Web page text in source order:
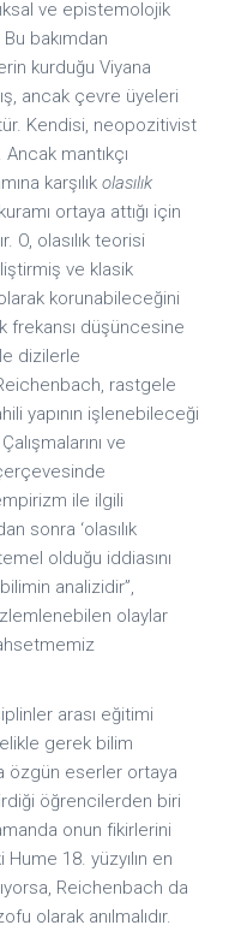
ve epistemolojik
Bu bakımdan
kurduğu Viyana
ancak çevre üyeleri
Kendisi, neopozitivist
mantıkçı
karşılık olasılık
ortaya attığı için
O, olasılık teorisi
ve klasik
korunabileceğini
frekansı düşüncesine
dizilerle
Reichenbach, rastgele
yapının işlenebileceği
ve
ile ilgili
sonra ‘olasılık
olduğu iddiasını
analizidir”,
olaylar
arası eğitimi
gerek bilim
özgün eserler ortaya
öğrencilerden biri
onun fikirlerini
Hume 18. yüzyılın en
Reichenbach da
olarak anılmalıdır.